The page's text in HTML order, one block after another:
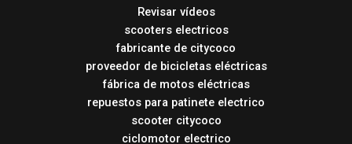
Revisar vídeos
scooters electricos
fabricante de citycoco
proveedor de bicicletas eléctricas
fábrica de motos eléctricas
repuestos para patinete electrico
scooter citycoco
ciclomotor electrico